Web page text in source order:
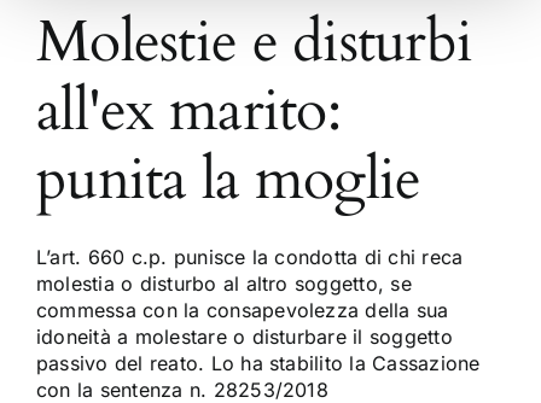
Molestie e disturbi
all'ex marito:
punita la moglie
L’art. 660 c.p. punisce la condotta di chi reca
molestia o disturbo al altro soggetto, se
commessa con la consapevolezza della sua
idoneità a molestare o disturbare il soggetto
passivo del reato. Lo ha stabilito la Cassazione
con la sentenza n. 28253/2018